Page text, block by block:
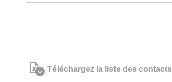
Téléchargez la liste des contacts